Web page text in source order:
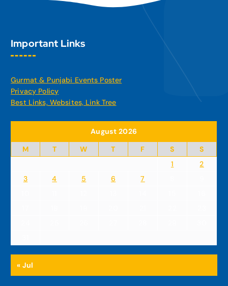
Important Links
Gurmat & Punjabi Events Poster
Privacy Policy
Best Links, Websites, Link Tree
August 2026
M
T W T F S
S
1
2
3
4 5 6 7
« Jul